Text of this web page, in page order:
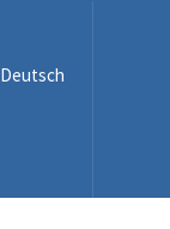
Deutsch